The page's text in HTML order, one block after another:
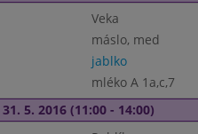
Veka
máslo, med
jablko
mléko A 1a,c,7
5. 2016 (11:00 - 14:00)